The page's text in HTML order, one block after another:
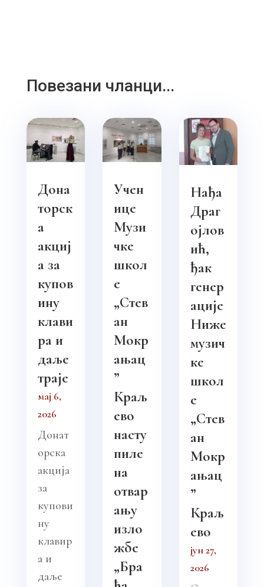
Повезани чланци...
Дона
торск
а
акциј
а за
купов
ину
клави
ра и
даље
траје
мај 6,
2026
Донат
орска
акција
за
купови
ну
клавир
а и
даље
Учен
ице
Музи
чке
школ
е
„Стев
ан
Мокр
ањац
”
Краљ
ево
насту
пиле
на
отвар
ању
изло
жбе
„Бра
Нађа
Драг
ојлов
ић,
ђак
генер
ације
Ниже
музич
ке
школ
е
„Стев
ан
Мокр
ањац
”
Краљ
ево
јун 27,
2026